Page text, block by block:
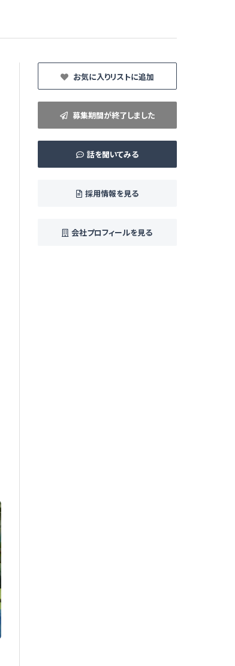
お気に入りリストに追加
募集期間が終了しました
話を聞いてみる
採用情報を見る
会社プロフィールを見る